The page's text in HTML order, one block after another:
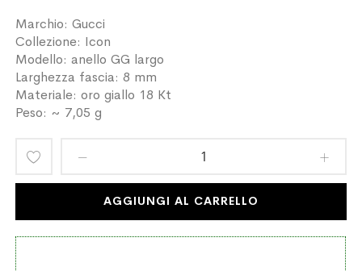
Marchio: Gucci
Collezione: Icon
Modello: anello GG largo
Larghezza fascia: 8 mm
Materiale: oro giallo 18 Kt
Peso: ~ 7,05 g
Aggiungi
AGGIUNGI AL CARRELLO